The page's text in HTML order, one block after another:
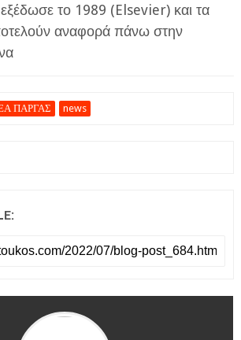
το 1989 (Elsevier) και τα
αναφορά πάνω στην
ΠΑΡΓΑΣ news